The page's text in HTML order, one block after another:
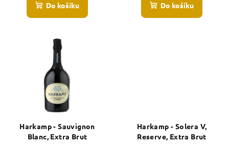
Do košíku Do košíku
Harkamp - Sauvignon
Blanc, Extra Brut
Harkamp - Solera V,
Reserve, Extra Brut